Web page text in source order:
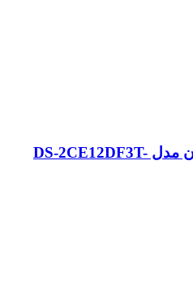
دوربین مداربسته هایک ویژن مدل DS-2CE12DF3T-